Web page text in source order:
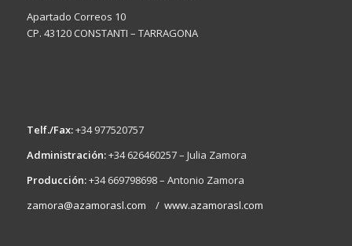
Apartado Correos 10
CP. 43120 CONSTANTI – TARRAGONA
Telf./Fax:+34 977520757
Administración:+34 626460257 – Julia Zamora
Producción:+34 669798698 – Antonio Zamora
zamora@azamorasl.com / www.azamorasl.com